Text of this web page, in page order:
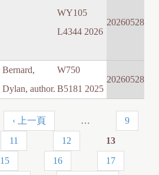
WY105
L4344 2026
20260528
Bernard,
Dylan, author.
W750
B5181 2025
20260528
‹ 上一頁 …
9
11 12
13
15 16
17